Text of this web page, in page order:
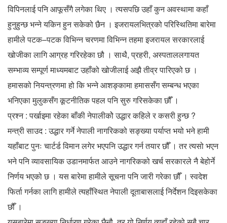
विपिनलाई पनि आफूसँगै लगेका थिए । त्यसपछि उहाँ कुन अवस्थामा कहाँ
हुनुहुन्छ भन्ने यकिन हुन सकेको छैन । इजरायलभित्रको परिस्थितिमा बारेमा
हामीले पटक–पटक विभिन्न चरणमा विभिन्न तहमा इजरायल सरकारलाई
खोजीका लागि आग्रह गरिरहेका छौ । साथै, प्रहरी, अस्पताललगायत
सम्भाव्य सम्पूर्ण माध्यमबाट उहाँको खोजीलाई अझै तीव्र पारिएको छ ।
हमासको नियन्त्रणमा हो कि भन्ने आशङ्कामा हमाससँग सम्बन्ध भएका
भनिएका मुलुकसँग कूटनीतिक पहल पनि सुरु गरिसकेका छौँ ।
प्रश्न : पर्खाइमा रहेका बाँकी नेपालीकोे उद्धार कहिले र कसरी हुन्छ ?
मन्त्री साउद : उद्धार गर्ने नेपाली नागरिकको सङ्ख्या पर्याप्त भयो भने हामी
यहाँबाट पुनः चार्टर्ड विमान लगेर भएपनि उद्धार गर्न तयार छौँ । तर त्यसो भएन
भने पनि व्यावसायिक उडानमार्फत आउने नागरिकको खर्च सरकारले नै बेहोर्ने
निर्णय भएको छ । यस बारेमा हामीले सूचना पनि जारी गरेका छौँ । स्वदेश
फिर्ता गर्नका लागि हामीले त्यहाँस्थित नेपाली दूताबासलाई निर्देशन दिइसकेका
छौँ ।